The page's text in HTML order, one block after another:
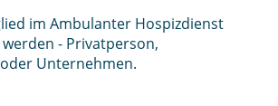
im Ambulanter Hospizdienst
- Privatperson,
Unternehmen.